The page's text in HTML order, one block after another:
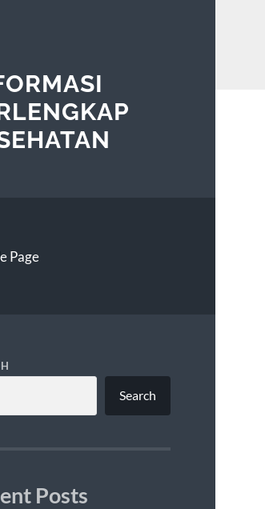
Page
Search
Posts